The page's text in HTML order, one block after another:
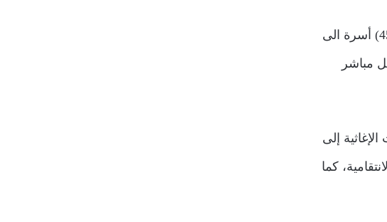
واستطرد قائلا: “فريق الحماية بالوحدة التنفيذية وثق استهداف مليشيا الحوثي مخيم “ذنه الصوابين” ونزوح (450) أسرة الى
مباشر
إلى
كما